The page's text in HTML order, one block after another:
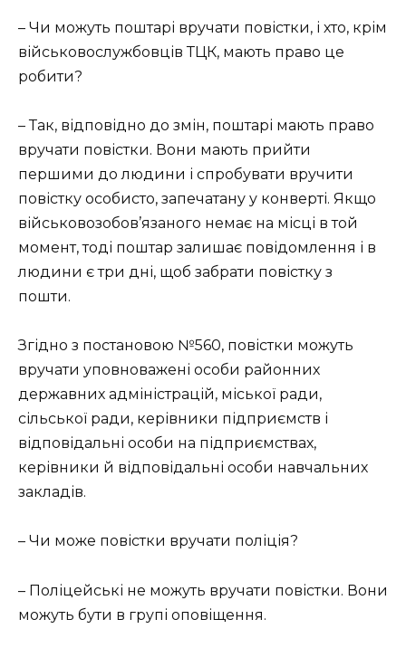
– Чи можуть поштарі вручати повістки, і хто, крім
військовослужбовців ТЦК, мають право це
робити?
– Так, відповідно до змін, поштарі мають право
вручати повістки. Вони мають прийти
першими до людини і спробувати вручити
повістку особисто, запечатану у конверті. Якщо
військовозобов’язаного немає на місці в той
момент, тоді поштар залишає повідомлення і в
людини є три дні, щоб забрати повістку з
пошти.
Згідно з постановою №560, повістки можуть
вручати уповноважені особи районних
державних адміністрацій, міської ради,
сільської ради, керівники підприємств і
відповідальні особи на підприємствах,
керівники й відповідальні особи навчальних
закладів.
– Чи може повістки вручати поліція?
– Поліцейські не можуть вручати повістки. Вони
можуть бути в групі оповіщення.